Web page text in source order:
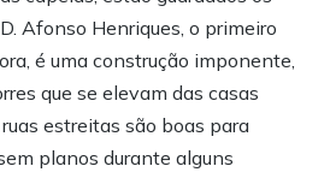
Afonso Henriques, o primeiro
é uma construção imponente,
que se elevam das casas
estreitas são boas para
planos durante alguns